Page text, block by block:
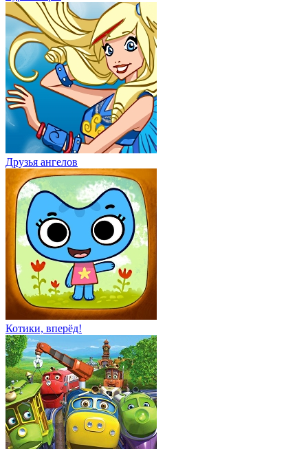
Друзья ангелов
Котики, вперёд!